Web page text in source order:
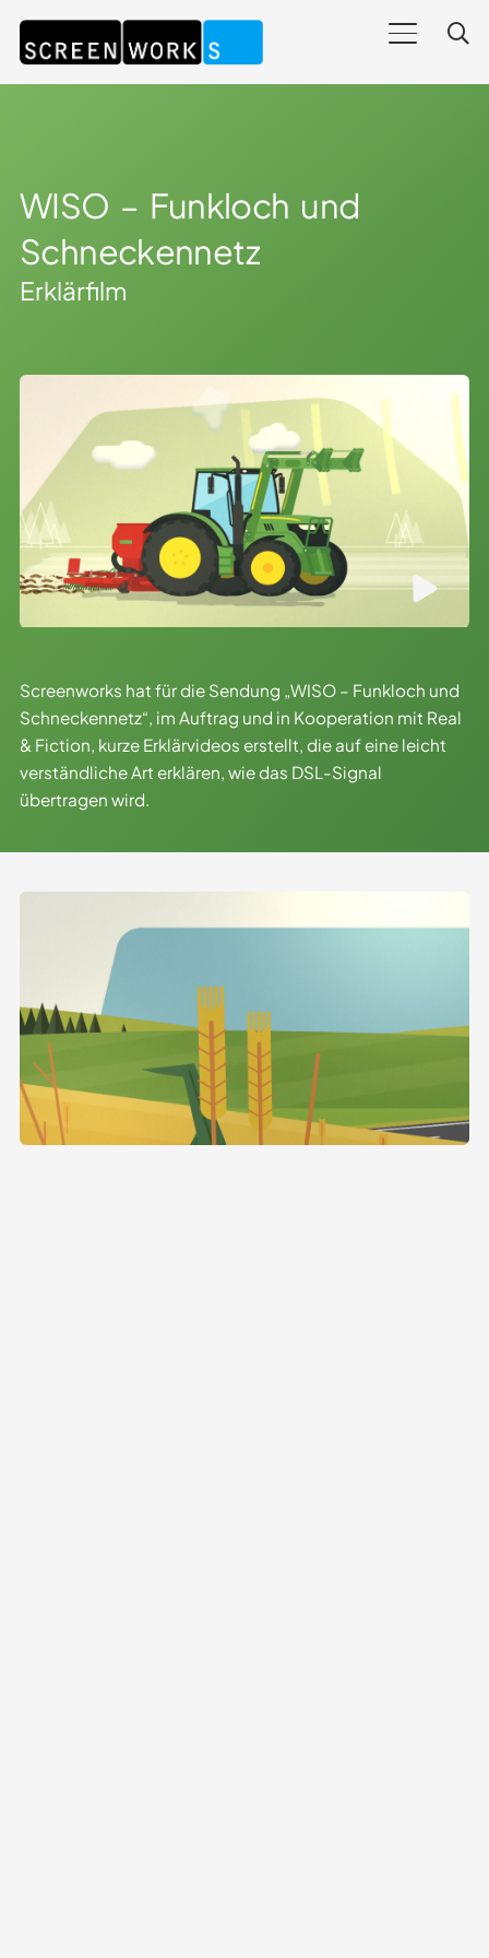
WISO – Funkloch und
Schneckennetz
Erklärfilm
Screenworks hat für die Sendung „WISO – Funkloch und
Schneckennetz“, im Auftrag und in Kooperation mit Real
& Fiction, kurze Erklärvideos erstellt, die auf eine leicht
verständliche Art erklären, wie das DSL-Signal
übertragen wird.